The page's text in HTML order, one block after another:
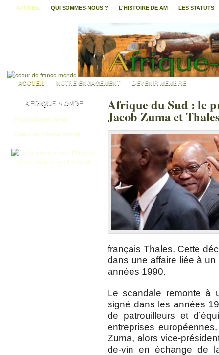
ACCUEIL QUI SOMMES-NOUS ? L'HISTOIRE DE AM LES STATUTS
ACCUEIL NOTRE ENGAGEMENT DEVENIR MEMBRE
AFRIQUE MONDE
FranceMonde.news
Coeur de France Monde
Parfum de grasse d'Elisabeth
Afrique du Sud : le
Jacob Zuma et
français Thales. Cette
dans une affaire liée à un
années 1990.
Le scandale remonte à
signé dans les années
de patrouilleurs et
entreprises
Zuma, alors vice-
de-vin en échange de